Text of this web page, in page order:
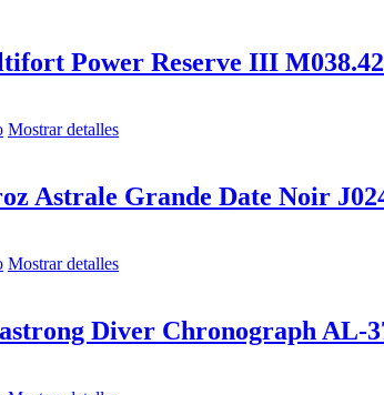
Power Reserve III
Mostrar detalles
Astrale Grande Date Noir
Mostrar detalles
Diver Chronograph AL-